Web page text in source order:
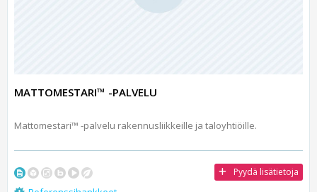
MATTOMESTARI™ -PALVELU
Mattomestari™ -palvelu rakennusliikkeille ja taloyhtiöille.
Pyydä lisätietoja